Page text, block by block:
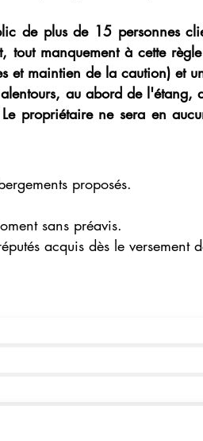
de plus de 15 personnes
tout manquement à cette
et maintien de la caution) et
au abord de
propriétaire ne sera en
proposés.
sans préavis.
acquis dès le versement